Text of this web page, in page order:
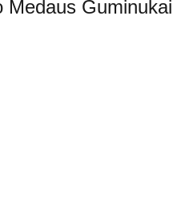
Medaus Guminukai